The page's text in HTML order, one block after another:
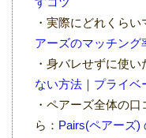
・実際にどれくら
アーズのマッチング
・身バレせずに使い
ない方法｜プライベ
・ペアーズ全体の
ら： Pairs(ペアーズ)